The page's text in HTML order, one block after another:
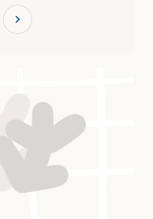
chevron_right